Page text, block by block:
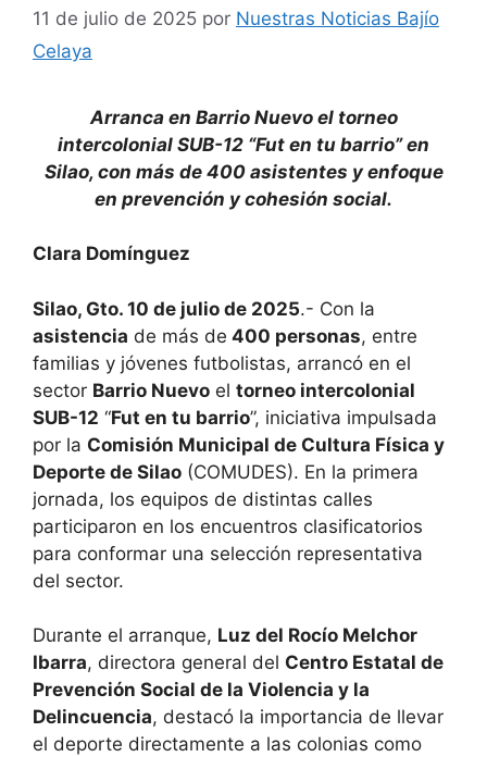
11 de julio de 2025 por Nuestras Noticias Bajío
Celaya
Arranca en Barrio Nuevo el torneo
intercolonial SUB-12 “Fut en tu barrio” en
Silao, con más de 400 asistentes y enfoque
en prevención y cohesión social.
Clara Domínguez
Silao, Gto. 10 de julio de 2025.- Con la
asistencia de más de 400 personas, entre
familias y jóvenes futbolistas, arrancó en el
sector Barrio Nuevo el torneo intercolonial
SUB-12 “Fut en tu barrio”, iniciativa impulsada
por la Comisión Municipal de Cultura Física y
Deporte de Silao (COMUDES). En la primera
jornada, los equipos de distintas calles
participaron en los encuentros clasificatorios
para conformar una selección representativa
del sector.
Durante el arranque, Luz del Rocío Melchor
Ibarra, directora general del Centro Estatal de
Prevención Social de la Violencia y la
Delincuencia, destacó la importancia de llevar
el deporte directamente a las colonias como